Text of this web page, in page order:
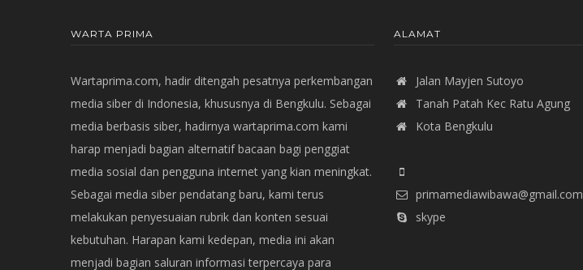
WARTA PRIMA
Wartaprima.com, hadir ditengah pesatnya perkembangan
media siber di Indonesia, khususnya di Bengkulu. Sebagai
media berbasis siber, hadirnya wartaprima.com kami
harap menjadi bagian alternatif bacaan bagi penggiat
media sosial dan pengguna internet yang kian meningkat.
Sebagai media siber pendatang baru, kami terus
melakukan penyesuaian rubrik dan konten sesuai
kebutuhan. Harapan kami kedepan, media ini akan
menjadi bagian saluran informasi terpercaya para
ALAMAT
Jalan Mayjen Sutoyo
Tanah Patah Kec Ratu Agung
Kota Bengkulu
primamediawibawa@gmail.com
skype